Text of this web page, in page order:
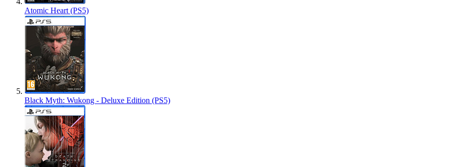
Atomic Heart (PS5)
Black Myth: Wukong - Deluxe Edition (PS5)